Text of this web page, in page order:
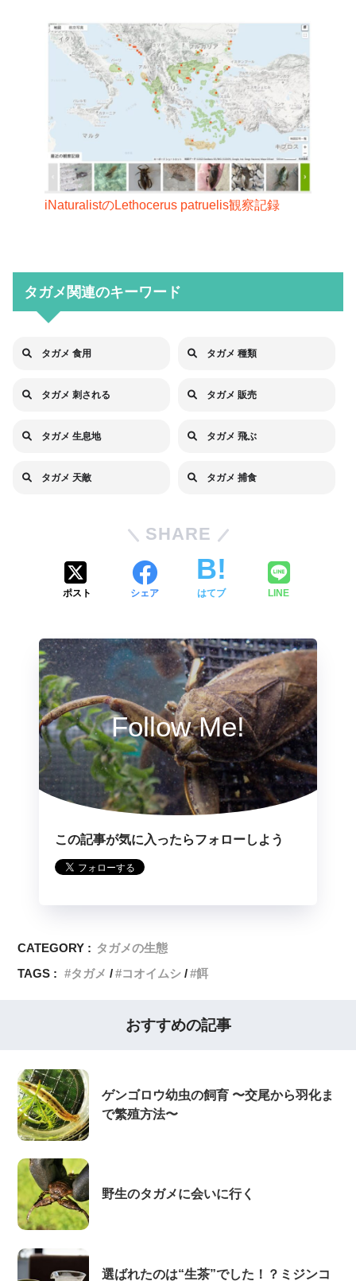
iNaturalistのLethocerus patruelis観察記録
タガメ関連のキーワード
タガメ 食用 タガメ 種類
タガメ 刺される タガメ 販売
タガメ 生息地 タガメ 飛ぶ
タガメ 天敵 タガメ 捕食
SHARE
ポスト シェア はてブ LINE
Follow Me!
この記事が気に入ったらフォローしよう
CATEGORY : タガメの生態
TAGS :
タガメ コオイムシ 餌
おすすめの記事
ゲンゴロウ幼虫の飼育 〜交尾から羽化ま
で繁殖方法〜
野生のタガメに会いに行く
選ばれたのは“生茶”でした！？ミジンコ